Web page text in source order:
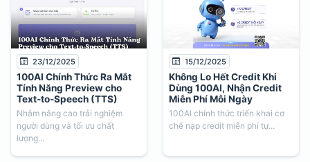
23/12/2025
100AI Chính Thức Ra Mắt
Tính Năng Preview cho
Text-to-Speech (TTS)
Nhằm nâng cao trải nghiệm
người dùng và tối ưu chất
lượng...
15/12/2025
Không Lo Hết Credit Khi
Dùng 100AI, Nhận Credit
Miễn Phí Mỗi Ngày
100AI chính thức triển khai cơ
chế nạp credit miễn phí tự...